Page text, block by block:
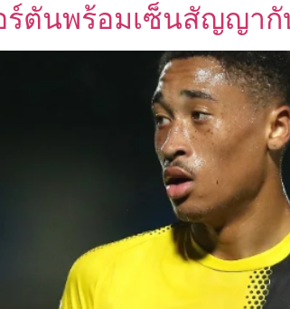
ร์ตันพร้อมเซ็นสัญญา